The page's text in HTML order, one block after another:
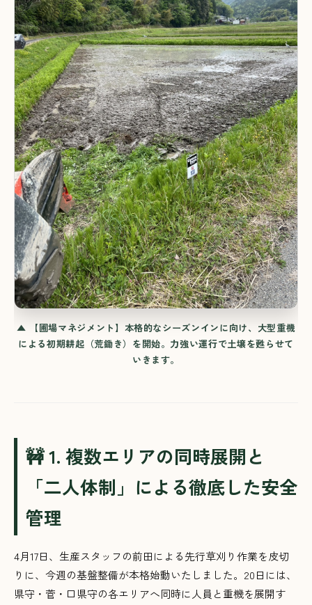
▲ 【圃場マネジメント】本格的なシーズンインに向け、大型重機
による初期耕起（荒鋤き）を開始。力強い運行で土壌を甦らせて
いきます。
🚧 1. 複数エリアの同時展開と
「二人体制」による徹底した安全
管理
4月17日、生産スタッフの前田による先行草刈り作業を皮切
りに、今週の基盤整備が本格始動いたしました。20日には、
県守・菅・口県守の各エリアへ同時に人員と重機を展開す